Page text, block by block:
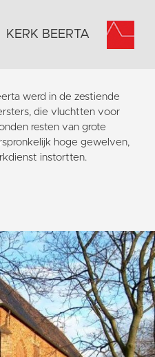
KERK BEERTA
werd in de zestiende
die vluchtten voor
resten van grote
hoge gewelven,
instortten.